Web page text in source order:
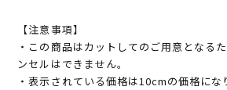
【注意事項】
・この商品はカットしてのご用意となる
ンセルはできません。
・表示されている価格は10cmの価格にな